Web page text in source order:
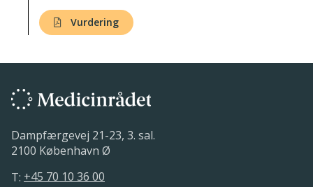
Vurdering
Dampfærgevej 21-23, 3. sal.
2100 København Ø
T: +45 70 10 36 00